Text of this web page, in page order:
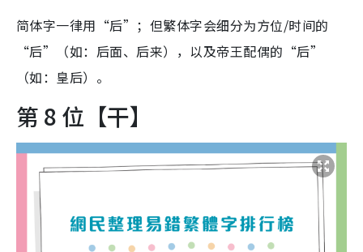
简体字一律用“后”；但繁体字会细分为方位/时间的
“后”（如：后面、后来），以及帝王配偶的“后”
（如：皇后）。
第 8 位【干】